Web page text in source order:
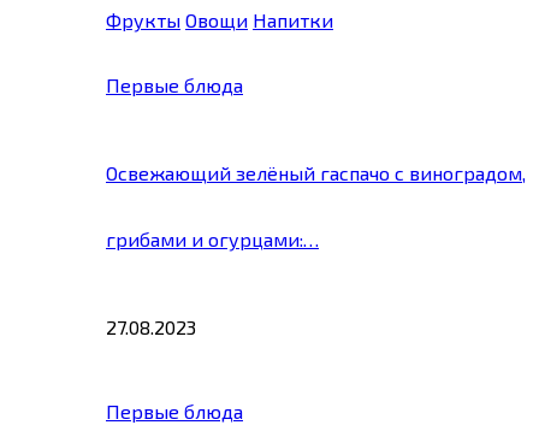
Фрукты Овощи Напитки
Первые блюда
Освежающий зелёный гаспачо с виноградом,
грибами и огурцами:…
27.08.2023
Первые блюда